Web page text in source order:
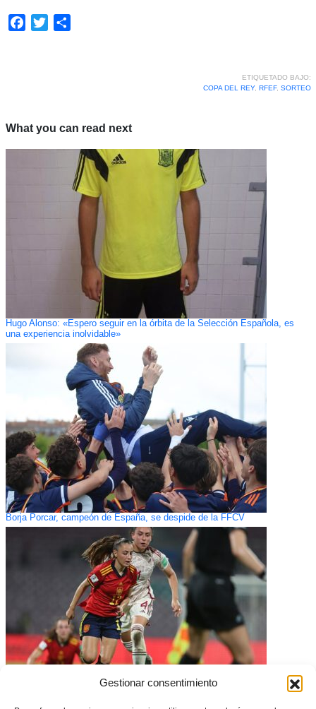
Gestionar consentimiento
Facebook
Twitter
ETIQUETADO BAJO:
COPA DEL REY, RFEF, SORTEO
What you can read next
Hugo Alonso: «Espero seguir en la órbita de la Selección Española, es
una experiencia inolvidable»
Borja Porcar, campeón de España, se despide de la FFCV